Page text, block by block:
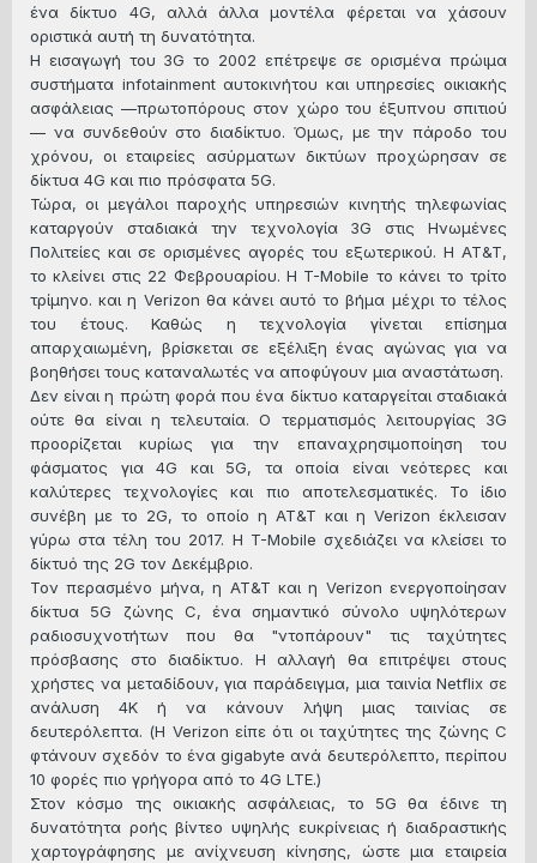
ένα δίκτυο 4G, αλλά άλλα μοντέλα φέρεται να χάσουν
οριστικά αυτή τη δυνατότητα.
Η εισαγωγή του 3G το 2002 επέτρεψε σε ορισμένα πρώιμα
συστήματα infotainment αυτοκινήτου και υπηρεσίες οικιακής
ασφάλειας —πρωτοπόρους στον χώρο του έξυπνου σπιτιού
— να συνδεθούν στο διαδίκτυο. Όμως, με την πάροδο του
χρόνου, οι εταιρείες ασύρματων δικτύων προχώρησαν σε
δίκτυα 4G και πιο πρόσφατα 5G.
Τώρα, οι μεγάλοι παροχής υπηρεσιών κινητής τηλεφωνίας
καταργούν σταδιακά την τεχνολογία 3G στις Ηνωμένες
Πολιτείες και σε ορισμένες αγορές του εξωτερικού. Η AT&T,
το κλείνει στις 22 Φεβρουαρίου. Η T-Mobile το κάνει το τρίτο
τρίμηνο. και η Verizon θα κάνει αυτό το βήμα μέχρι το τέλος
του έτους. Καθώς η τεχνολογία γίνεται επίσημα
απαρχαιωμένη, βρίσκεται σε εξέλιξη ένας αγώνας για να
βοηθήσει τους καταναλωτές να αποφύγουν μια αναστάτωση.
Δεν είναι η πρώτη φορά που ένα δίκτυο καταργείται σταδιακά
ούτε θα είναι η τελευταία. Ο τερματισμός λειτουργίας 3G
προορίζεται κυρίως για την επαναχρησιμοποίηση του
φάσματος για 4G και 5G, τα οποία είναι νεότερες και
καλύτερες τεχνολογίες και πιο αποτελεσματικές. Το ίδιο
συνέβη με το 2G, το οποίο η AT&T και η Verizon έκλεισαν
γύρω στα τέλη του 2017. Η T-Mobile σχεδιάζει να κλείσει το
δίκτυό της 2G τον Δεκέμβριο.
Τον περασμένο μήνα, η AT&T και η Verizon ενεργοποίησαν
δίκτυα 5G ζώνης C, ένα σημαντικό σύνολο υψηλότερων
ραδιοσυχνοτήτων που θα "ντοπάρουν" τις ταχύτητες
πρόσβασης στο διαδίκτυο. Η αλλαγή θα επιτρέψει στους
χρήστες να μεταδίδουν, για παράδειγμα, μια ταινία Netflix σε
ανάλυση 4K ή να κάνουν λήψη μιας ταινίας σε
δευτερόλεπτα. (Η Verizon είπε ότι οι ταχύτητες της ζώνης C
φτάνουν σχεδόν το ένα gigabyte ανά δευτερόλεπτο, περίπου
10 φορές πιο γρήγορα από το 4G LTE.)
Στον κόσμο της οικιακής ασφάλειας, το 5G θα έδινε τη
δυνατότητα ροής βίντεο υψηλής ευκρίνειας ή διαδραστικής
χαρτογράφησης με ανίχνευση κίνησης, ώστε μια εταιρεία